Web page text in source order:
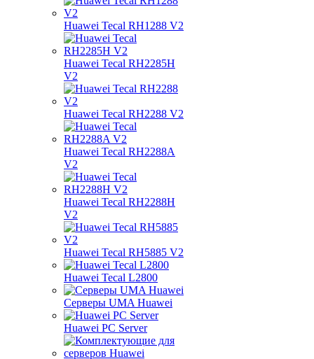
Huawei Tecal RH1288 V2
Huawei Tecal RH2285H
V2
Huawei Tecal RH2288 V2
Huawei Tecal RH2288A
V2
Huawei Tecal RH2288H
V2
Huawei Tecal RH5885 V2
Huawei Tecal L2800
Серверы UMA Huawei
Huawei PC Server